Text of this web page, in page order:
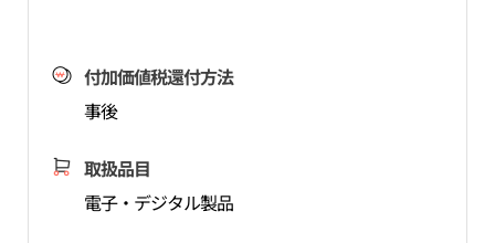
付加価値税還付方法
事後
取扱品目
電子・デジタル製品